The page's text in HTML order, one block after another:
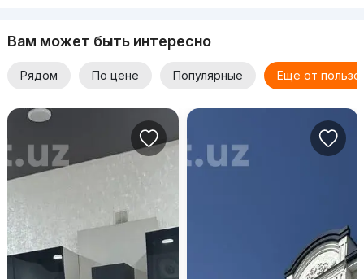
Вам может быть интересно
Рядом По цене Популярные Еще от